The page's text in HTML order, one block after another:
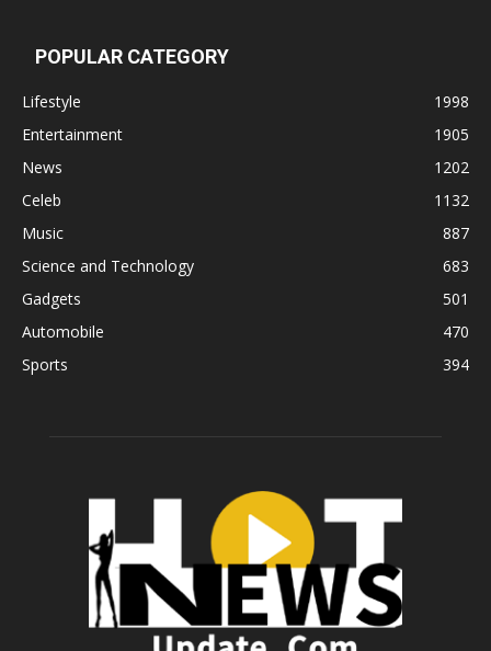
POPULAR CATEGORY
Lifestyle
1998
Entertainment
1905
News
1202
Celeb
1132
Music
887
Science and Technology
683
Gadgets
501
Automobile
470
Sports
394